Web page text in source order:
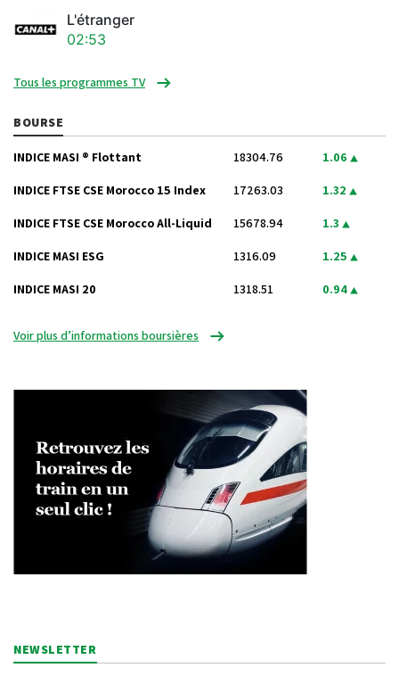
L'étranger
02:53
Tous les programmes TV
BOURSE
INDICE MASI ® Flottant 18304.76 1.06
INDICE FTSE CSE Morocco 15 Index 17263.03 1.32
INDICE FTSE CSE Morocco All-Liquid 15678.94 1.3
INDICE MASI ESG 1316.09 1.25
INDICE MASI 20 1318.51 0.94
Voir plus d’informations boursières
NEWSLETTER